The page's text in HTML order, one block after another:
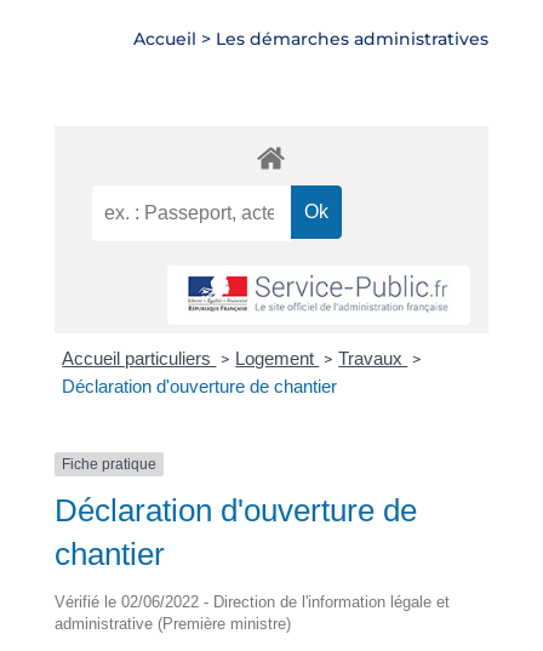
Accueil > Les démarches administratives
Accueil particuliers > Logement > Travaux >
Déclaration d'ouverture de chantier
Fiche pratique
Déclaration d'ouverture de
chantier
Vérifié le 02/06/2022 - Direction de l'information légale et
administrative (Première ministre)